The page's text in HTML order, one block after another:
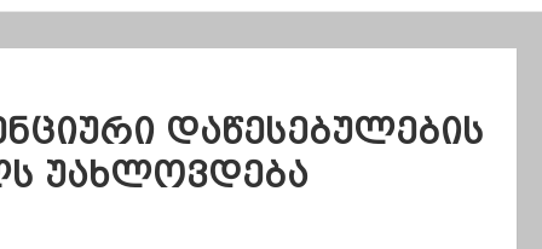
დაწესებულების
უახლოვდება